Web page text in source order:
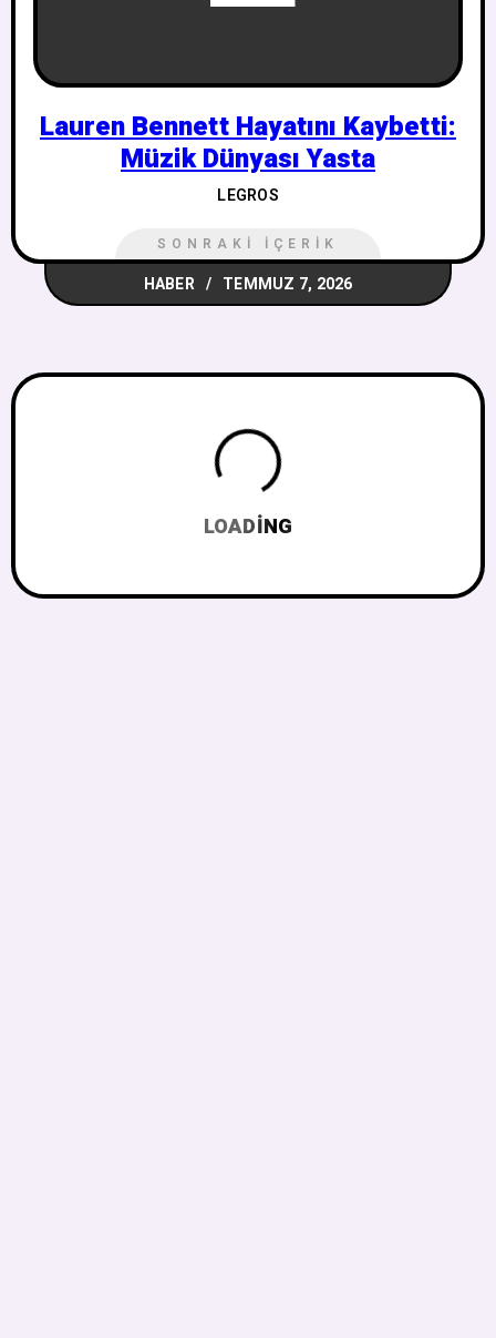
Lauren Bennett Hayatını Kaybetti:
Müzik Dünyası Yasta
LEGROS
SONRAKI İÇERIK
HABER TEMMUZ 7, 2026
LOADING